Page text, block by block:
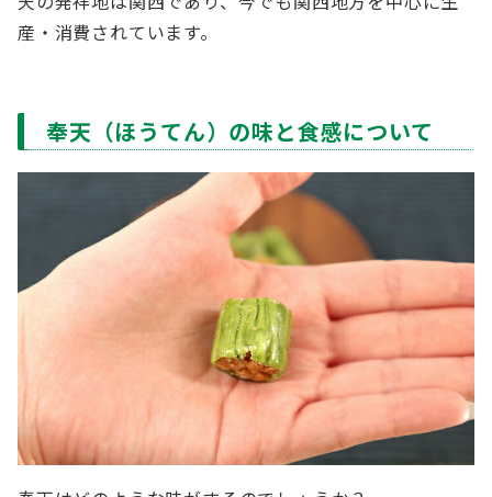
産・消費されています。
奉天（ほうてん）の味と食感について